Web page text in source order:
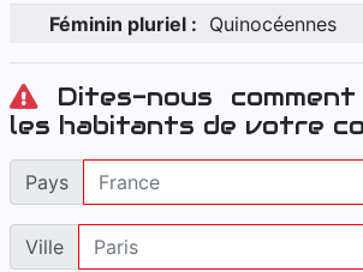
Féminin pluriel : Quinocéennes
Dites-nous
les habitants de votre
Pays
Ville